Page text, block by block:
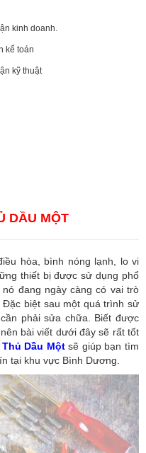
kinh doanh.
kế toán
kỹ thuật
DẦU MỘT
hòa, bình nóng lạnh, lo vi
thiết bị được sử dụng phổ
đang ngày càng có vai trò
biệt sau một quá trình sử
phải sửa chữa. Biết được
bài viết dưới đây sẽ rất tốt
Dầu Một sẽ giúp bạn tìm
tại khu vực Bình Dương.